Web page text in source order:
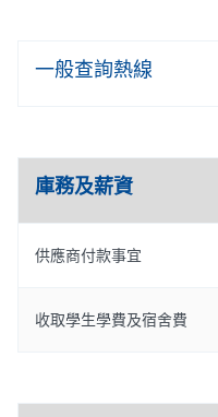
一般查詢熱線
庫務及薪資
供應商付款事宜
收取學生學費及宿舍費